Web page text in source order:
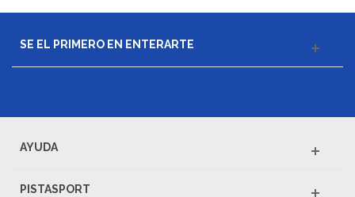
SE EL PRIMERO EN ENTERARTE
AYUDA
PISTASPORT